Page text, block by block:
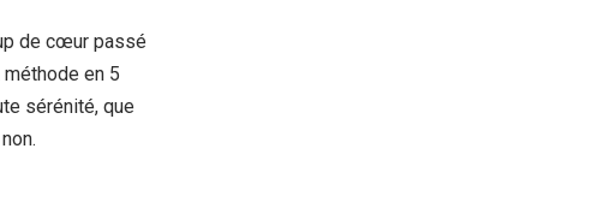
de cœur passé
en 5
sérénité, que